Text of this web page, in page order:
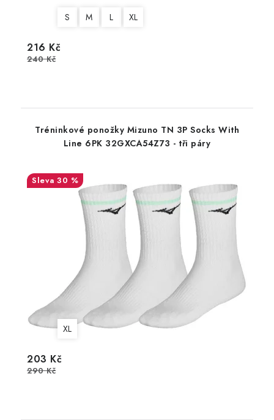
S M L XL
216 Kč
240 Kč
Tréninkové ponožky Mizuno TN 3P Socks With
Line 6PK 32GXCA54Z73 - tři páry
30 %
XL
203 Kč
290 Kč